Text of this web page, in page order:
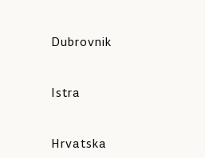
Dubrovnik
Istra
Hrvatska